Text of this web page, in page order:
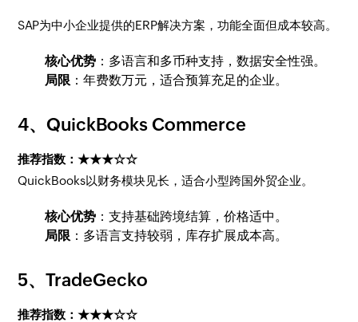
SAP为中小企业提供的ERP解决方案，功能全面但成本较高。
核心优势 ：多语言和多币种支持，数据安全性强。
局限 ：年费数万元，适合预算充足的企业。
4、QuickBooks Commerce
推荐指数：★★★☆☆
QuickBooks以财务模块见长，适合小型跨国外贸企业。
核心优势 ：支持基础跨境结算，价格适中。
局限 ：多语言支持较弱，库存扩展成本高。
5、TradeGecko
推荐指数：★★★☆☆